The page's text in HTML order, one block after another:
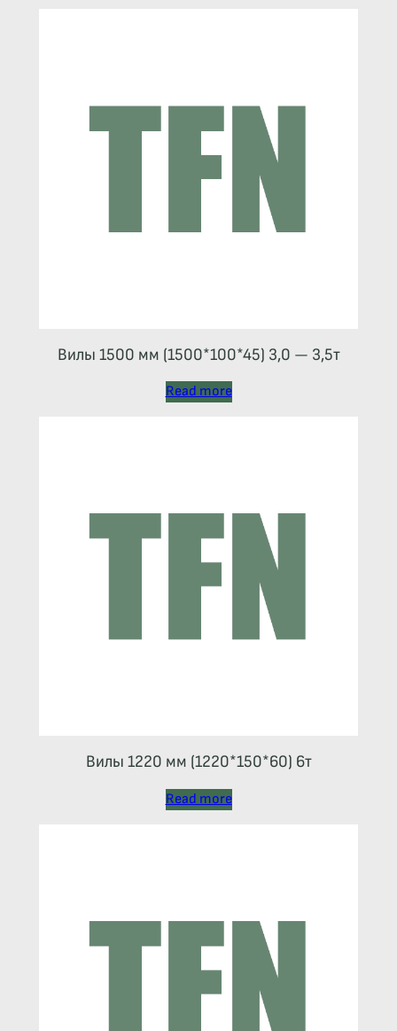
Вилы 1500 мм (1500*100*45) 3,0 — 3,5т
Read more
Вилы 1220 мм (1220*150*60) 6т
Read more